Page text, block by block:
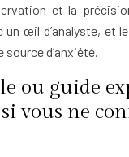
et la
un œil d’analyste, et
source d’anxiété.
ou guide
vous ne